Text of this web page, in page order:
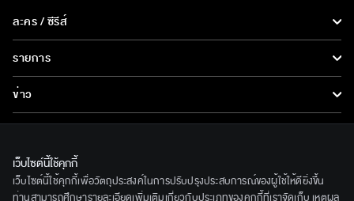
ละคร / ซีรีส์
ซีรีส์นานาชาติ
การ์ตูน & เกม
รายการ
ข่าว
ข่าวประชาสัมพันธ์
ทีวีออนไลน์
เกี่ยวกับเรา
BEC World
เว็บไซต์นี้ใช้คุกกี้
เว็บไซต์นี้ใช้คุกกี้เพื่อวัตถุประสงค์ในการปรับปรุงประสบการณ์ของผู้ใช้ให้ดียิ่งขึ้น
ท่านสามารถศึกษารายละเอียดเพิ่มเติมเกี่ยวกับประเภทของคุกกี้ที่เราจัดเก็บ เหตุผล